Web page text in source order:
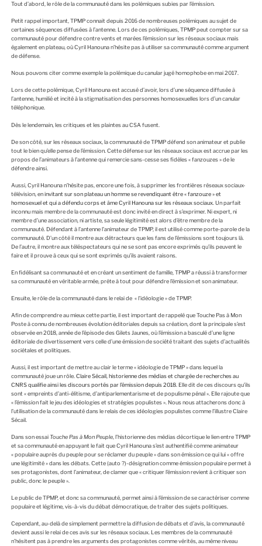
Tout d’abord, le rôle de la communauté dans les polémiques subies par l’émission.
Petit rappel important, TPMP connait depuis 2016 de nombreuses polémiques au sujet de
certaines séquences diffusées à l’antenne. Lors de ces polémiques, TPMP peut compter sur sa
communauté pour défendre contre vents et marées l’émission sur les réseaux sociaux mais
également en plateau, où Cyril Hanouna n’hésite pas à utiliser sa communauté comme argument
de défense.
Nous pouvons citer comme exemple la polémique du canular jugé homophobe en mai 2017.
Lors de cette polémique, Cyril Hanouna est accusé d’avoir, lors d’une séquence diffusée à
l’antenne, humilié et incité à la stigmatisation des personnes homosexuelles lors d’un canular
téléphonique.
Dès le lendemain, les critiques et les plaintes au CSA fusent.
De son côté, sur les réseaux sociaux, la communauté de TPMP défend son animateur et publie
tout le bien qu’elle pense de l’émission. Cette défense sur les réseaux sociaux est accrue par les
propos de l’animateurs à l’antenne qui remercie sans-cesse ses fidèles « fanzouzes » de le
défendre ainsi.
Aussi, Cyril Hanouna n’hésite pas, encore une fois, à supprimer les frontières réseaux sociaux-
télévision, eninvitant sur son plateau un homme se revendiquant être « fanzouze » et
homosexuel et qui a défendu corps et âme Cyril Hanouna sur les réseaux sociaux. Un parfait
inconnu mais membre de la communauté est donc invité en direct à s’exprimer. Ni expert, ni
membre d’une association, ni artiste, sa seule légitimité est alors d’être membre de la
communauté. Défendant à l’antenne l’animateur de TPMP, il est utilisé comme porte-parole de la
communauté. D’un côté il montre aux détracteurs que les fans de l’émissions sont toujours là.
De l’autre, il montre aux téléspectateurs qui ne se sont pas encore exprimés qu’ils peuvent le
faire et il prouve à ceux qui se sont exprimés qu’ils avaient raisons.
En fidélisant sa communauté et en créant un sentiment de famille, TPMP a réussi à transformer
sa communauté en véritable armée, prête à tout pour défendre l’émission et son animateur.
Ensuite, le rôle de la communauté dans le relai de « l’idéologie » de TPMP.
Afin de comprendre au mieux cette partie, il est important de rappelé que Touche Pas à Mon
Poste à connu de nombreuses évolution éditoriales depuis sa création, dont la principale s’est
observée en 2018, année de l’épisode des Gilets Jaunes, où l’émission a basculé d’une ligne
éditoriale de divertissement vers celle d’une émission de société traitant des sujets d’actualités
sociétales et politiques.
Aussi, il est important de mettre au clair le terme « idéologie de TPMP » dans lequel la
communauté joue un rôle. Claire Sécail, historienne des médias et chargée de recherches au
CNRS qualifie ainsi les discours portés par l’émission depuis 2018. Elle dit de ces discours qu’ils
sont « empreints d’anti-élitisme, d’antiparlementarisme et de populisme pénal ». Elle rajoute que
« l’émission fait le jeu des idéologies et stratégies populistes ». Nous nous attacherons donc à
l’utilisation de la communauté dans le relais de ces idéologies populistes comme l’illustre Claire
Sécail.
Dans son essai Touche Pas à Mon Peuple, l’historienne des médias décortique le lien entre TPMP
et sa communauté en appuyant le fait que Cyril Hanouna s’est authentifié comme animateur
« populaire auprès du peuple pour se réclamer du peuple » dans son émission ce qui lui « offre
une légitimité » dans les débats. Cette (auto ?)-désignation comme émission populaire permet à
ses protagonistes, dont l’animateur, de clamer que « critiquer l’émission revient à critiquer son
public, donc le peuple ».
Le public de TPMP, et donc sa communauté, permet ainsi à l’émission de se caractériser comme
populaire et légitime, vis-à-vis du débat démocratique, de traiter des sujets politiques.
Cependant, au-delà de simplement permettre la diffusion de débats et d’avis, la communauté
devient aussi le relai de ces avis sur les réseaux sociaux. Les membres de la communauté
n’hésitent pas à prendre les arguments des protagonistes comme vérités, au même niveau